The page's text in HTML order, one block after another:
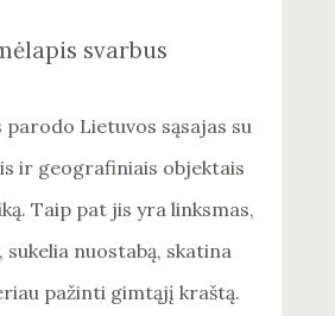
svarbus
parodo Lietuvos sąsajas su
ir geografiniais objektais
Taip pat jis yra linksmas,
nuostabą, skatina
pažinti gimtąjį kraštą.